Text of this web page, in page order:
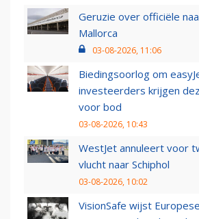
Geruzie over officiële
Mallorca
03-08-2026, 11:06
Biedingsoorlog om
investeerders krijgen
voor bod
03-08-2026, 10:43
WestJet annuleert voor
vlucht naar Schiphol
03-08-2026, 10:02
VisionSafe wijst